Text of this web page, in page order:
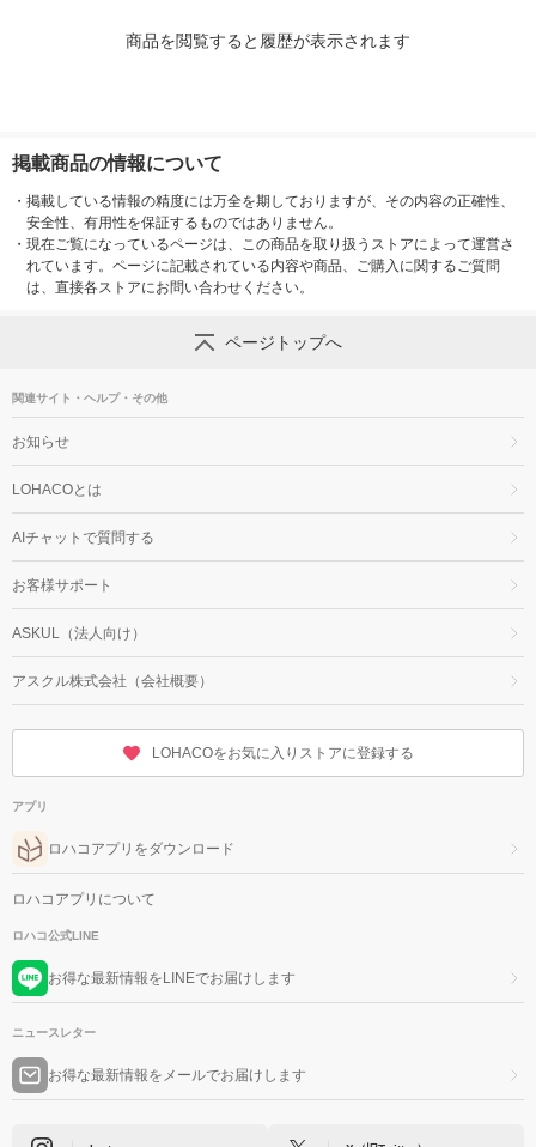
商品を閲覧すると履歴が表示されます
掲載商品の情報について
・ 掲載している情報の精度には万全を期しておりますが、その内容の正確性、
安全性、有用性を保証するものではありません。
・ 現在ご覧になっているページは、この商品を取り扱うストアによって運営さ
れています。ページに記載されている内容や商品、ご購入に関するご質問
は、直接各ストアにお問い合わせください。
ページトップへ
関連サイト・ヘルプ・その他
お知らせ
LOHACOとは
AIチャットで質問する
お客様サポート
ASKUL（法人向け）
アスクル株式会社（会社概要）
LOHACOをお気に入りストアに登録する
アプリ
ロハコアプリをダウンロード
ロハコアプリについて
ロハコ公式LINE
お得な最新情報をLINEでお届けします
ニュースレター
お得な最新情報をメールでお届けします